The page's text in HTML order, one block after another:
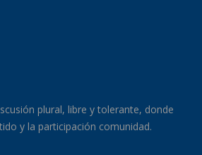
plural, libre y tolerante, donde
y la participación comunidad.